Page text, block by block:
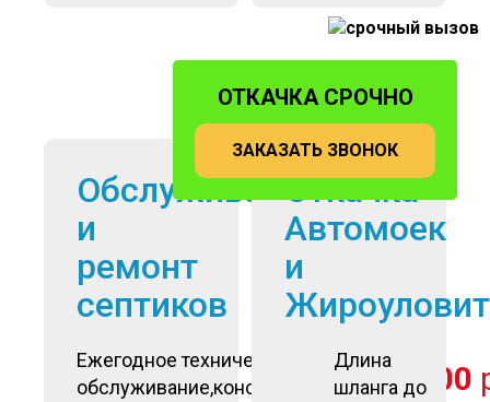
Обслуживание
и
ремонт
септиков
Ежегодное техническое
обслуживание,консервация. от6 500
Откачка
Автомоек
и
Длина
шланга до
ОТКАЧКА СРОЧНО
ЗАКАЗАТЬ ЗВОНОК